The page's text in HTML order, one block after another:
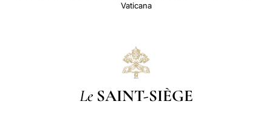
Vaticana
Le SAINT-SIÈGE